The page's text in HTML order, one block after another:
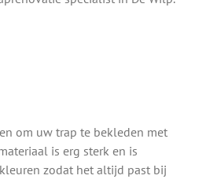
om uw trap te bekleden met
is erg sterk en is
zodat het altijd past bij